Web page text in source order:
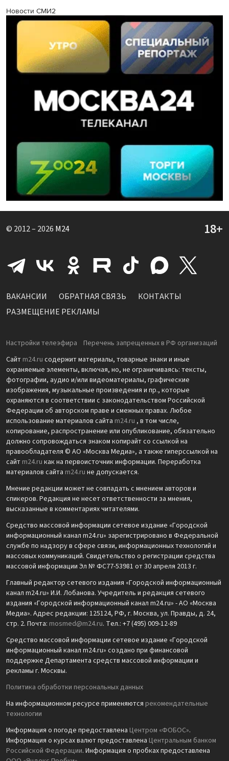
Новости СМИ2
© 2012 – 2026 M24
ВАКАНСИИ ОБРАТНАЯ СВЯЗЬ
КОНТАКТЫ
РАЗМЕЩЕНИЕ РЕКЛАМЫ
Настройки телеэфира
Перечень запрещенных в РФ организаций
Сайт m24.ru содержит материалы, товарные знаки и иные
охраняемые элементы, включая, но, не ограничиваясь: тексты,
фотографии, аудио и/или видеоматериалы, графические
изображения, музыкальные произведения и пр., которые
охраняются в соответствии с законодательством Российской
Федерации об авторском праве и смежных правах. Любое
использование материалов сайта m24.ru , в том числе,
копирование, распространение или опубликование, обязательно
должно сопровождаться знаком копирайт со ссылкой на
правообладателя © АО «Москва Медиа», а также гиперссылкой на
сайт m24.ru как на первоисточник информации. Переработка
материалов сайта m24.ru не допускается.
Мнение редакции может не совпадать с мнением авторов и
спикеров. Редакция не несет ответственности за мнения,
высказанные в комментариях читателями.
Средство массовой информации сетевое издание «Городской
информационный канал m24.ru» зарегистрировано в Федеральной
службе по надзору в сфере связи, информационных технологий и
массовых коммуникаций. Свидетельство о регистрации средства
массовой информации Эл № ФС77-53981 от 30 апреля 2013 г.
Главный редактор сетевого издания «Городской информационный
канал m24.ru» И.И. Лобанова. Учредитель и редакция сетевого
издания «Городской информационный канал m24.ru» - АО «Москва
Медиа». Адрес редакции: 125124, РФ, г. Москва, ул. Правды, д. 24,
стр. 2. Почта: mosmed@m24.ru. Тел.: +7 (495) 009-12-89
Средство массовой информации сетевое издание «Городской
информационный канал m24.ru» создано при финансовой
поддержке Департамента средств массовой информации и
рекламы г. Москвы.
Политика обработки персональных данных
На информационном ресурсе применяются рекомендательные
технологии
Информация о погоде предоставлена Центром «ФОБОС».
Информация о курсах валют предоставлена Центральным банком
Российской Федерации. Информация о пробках предоставлена